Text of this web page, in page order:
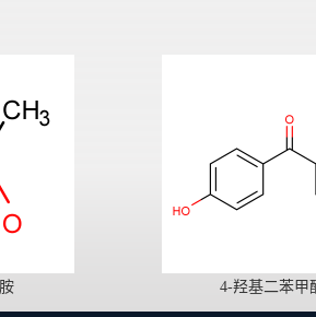
4-羟基二苯甲